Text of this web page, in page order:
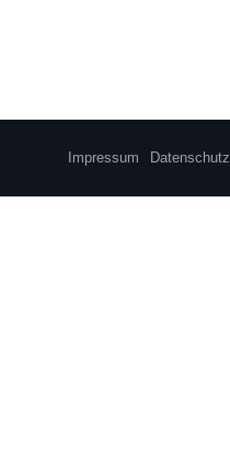
Impressum Datenschutz